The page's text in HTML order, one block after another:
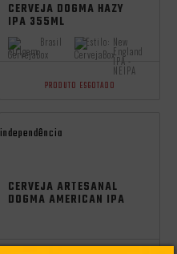
CERVEJA DOGMA HAZY
IPA 355ML
Origem:
Brasil Estilo: New
England
IPA -
NEIPA
PRODUTO ESGOTADO
independência
CERVEJA ARTESANAL
DOGMA AMERICAN IPA